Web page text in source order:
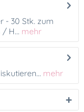
- 30 Stk. zum
H... mehr
mehr